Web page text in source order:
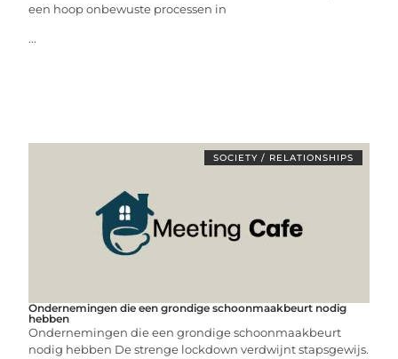
een hoop onbewuste processen in
...
SOCIETY / RELATIONSHIPS
Ondernemingen die een grondige schoonmaakbeurt nodig
hebben
Ondernemingen die een grondige schoonmaakbeurt
nodig hebben De strenge lockdown verdwijnt stapsgewijs.